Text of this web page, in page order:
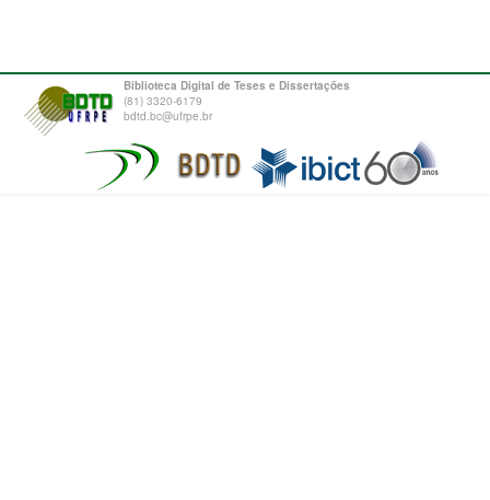
Biblioteca Digital de Teses e Dissertações
(81) 3320-6179
bdtd.bc@ufrpe.br